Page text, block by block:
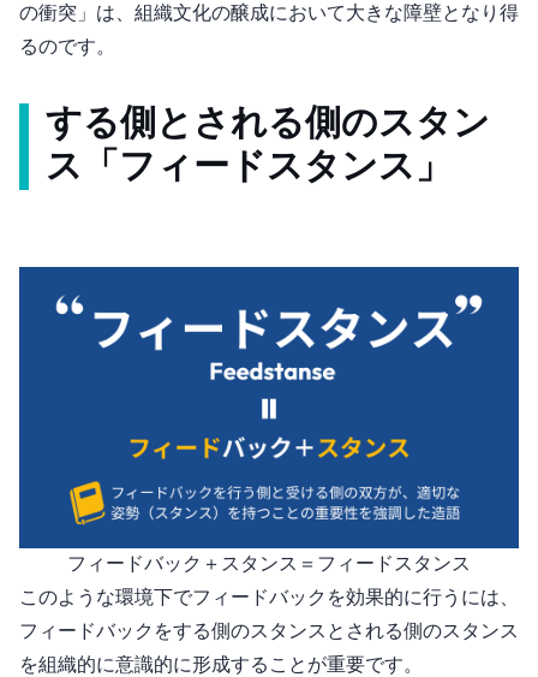
の衝突」は、組織文化の醸成において大きな障壁となり得
るのです。
する側とされる側のスタン
ス「フィードスタンス」
フィードバック＋スタンス＝"フィードスタンス"
このような環境下でフィードバックを効果的に行うには、
フィードバックをする側のスタンスとされる側のスタンス
を組織的に意識的に形成することが重要です。